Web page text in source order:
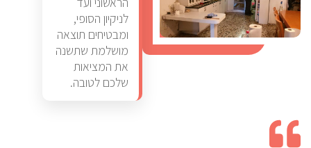
לניקיון הסופי,
ומבטיחים תוצאה
מושלמת שתשנה
את המציאות
שלכם לטובה.